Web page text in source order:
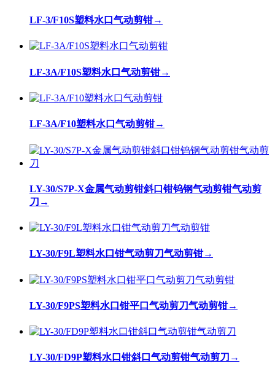
LF-3/F10S塑料水口气动剪钳→
LF-3A/F10S塑料水口气动剪钳→
LF-3A/F10塑料水口气动剪钳→
LY-30/S7P-X金属气动剪钳斜口钳钨钢气动剪钳气动剪
刀 →
LY-30/F9L塑料水口钳气动剪刀气动剪钳→
LY-30/F9PS塑料水口钳平口气动剪刀气动剪钳→
LY-30/FD9P塑料水口钳斜口气动剪钳气动剪刀 →